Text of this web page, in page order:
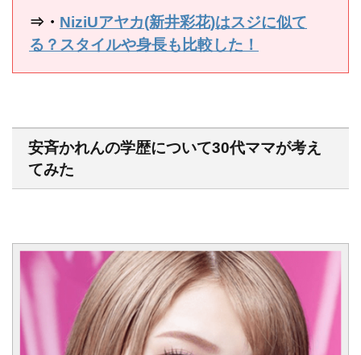
⇒・ NiziUアヤカ(新井彩花)はスジに似て
る？スタイルや身長も比較した！
安斉かれんの学歴について30代ママが考え
てみた